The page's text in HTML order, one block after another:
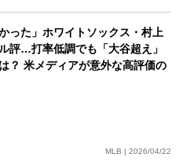
った」ホワイトソックス・村上
評…打率低調でも「大谷超え」
？ 米メディアが意外な高評価の
MLB | 2026/04/22